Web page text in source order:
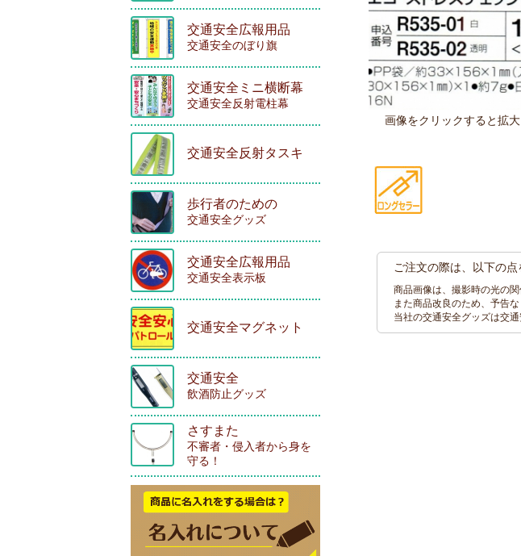
画像をクリックすると拡大
ご注文の際は、以下の
商品画像は、撮影時の光の
また商品改良のため、予告
当社の交通安全グッズは交
交通安全広報用品
交通安全のぼり旗
交通安全ミニ横断幕
交通安全反射電柱幕
交通安全反射タスキ
歩行者のための
交通安全グッズ
交通安全広報用品
交通安全表示板
交通安全マグネット
交通安全
飲酒防止グッズ
さすまた
不審者・侵入者から身を
守る！